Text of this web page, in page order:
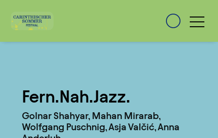
Fern.Nah.Jazz.
Golnar Shahyar, Mahan Mirarab,
Wolfgang Puschnig, Asja Valčić, Anna